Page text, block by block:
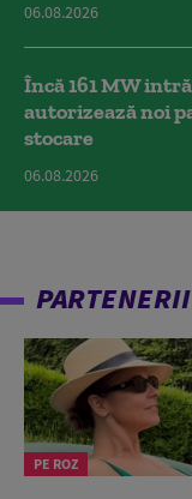
06.08.2026
Încă 161 MW
autorizează noi
stocare
06.08.2026
PE ROZ